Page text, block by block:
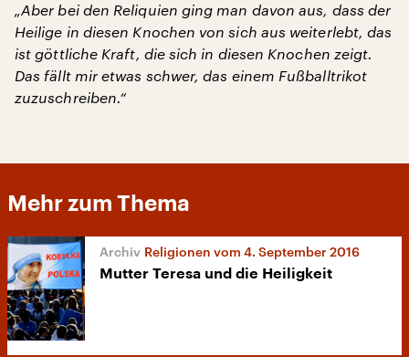
„Aber bei den Reliquien ging man davon aus, dass der
Heilige in diesen Knochen von sich aus weiterlebt, das
ist göttliche Kraft, die sich in diesen Knochen zeigt.
Das fällt mir etwas schwer, das einem Fußballtrikot
zuzuschreiben.“
Mehr zum Thema
Religionen vom 4. September 2016
Mutter Teresa und die Heiligkeit